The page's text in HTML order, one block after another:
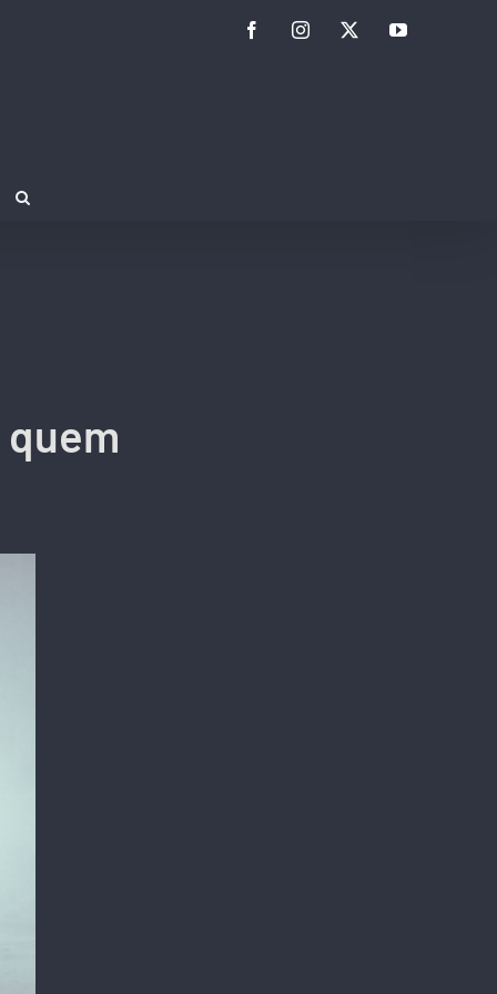
FacebookInstagramTwitterYouTube